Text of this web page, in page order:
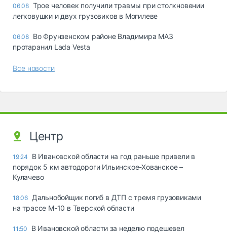
06.08 Трое человек получили травмы при столкновении
легковушки и двух грузовиков в Могилеве
06.08 Во Фрунзенском районе Владимира МАЗ
протаранил Lada Vesta
Все новости
Центр
19:24
В Ивановской области на год раньше привели в
порядок 5 км автодороги Ильинское-Хованское –
Кулачево
18:06 Дальнобойщик погиб в ДТП с тремя грузовиками
на трассе М-10 в Тверской области
11:50
В Ивановской области за неделю подешевел